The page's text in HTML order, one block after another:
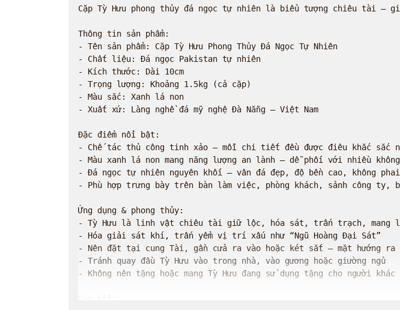
Cặp Tỳ Hưu phong thủy đá ngọc tự nhiên là biểu tượng chiêu tài –
Thông tin sản phẩm:
- Tên sản phẩm: Cặp Tỳ Hưu Phong Thủy Đá Ngọc Tự Nhiên
- Chất liệu: Đá ngọc Pakistan tự nhiên
- Kích thước: Dài 10cm
- Trọng lượng: Khoảng 1.5kg (cả cặp)
- Màu sắc: Xanh lá non
- Xuất xứ: Làng nghề đá mỹ nghệ Đà Nẵng – Việt Nam
Đặc điểm nổi bật:
- Chế tác thủ công tinh xảo – mỗi chi tiết đều được điêu khắc sắc
- Màu xanh lá non mang năng lượng an lành – dễ phối với nhiều
- Đá ngọc tự nhiên nguyên khối – vân đá đẹp, độ bền cao, không phai
- Phù hợp trưng bày trên bàn làm việc, phòng khách, sảnh công ty,
Ứng dụng & phong thủy:
- Tỳ Hưu là linh vật chiêu tài giữ lộc, hóa sát, trấn trạch, mang
- Hóa giải sát khí, trấn yểm vị trí xấu như “Ngũ Hoàng Đại Sát”
- Nên đặt tại cung Tài, gần cửa ra vào hoặc két sắt – mặt hướng ra
- Tránh quay đầu Tỳ Hưu vào trong nhà, vào gương hoặc giường ngủ
- Không nên tặng hoặc mang Tỳ Hưu đang sử dụng tặng cho người khác